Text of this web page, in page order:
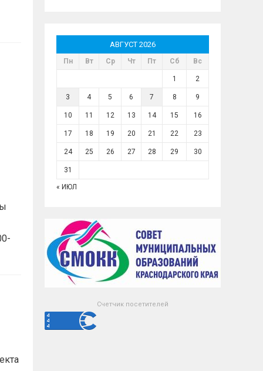
АВГУСТ 2026
Пн Вт Ср Чт Пт Сб Вс
1 2
3 4 5 6 7 8 9
10 11 12 13 14 15 16
17 18 19 20 21 22 23
24 25 26 27 28 29 30
31
« ИЮЛ
Счетчик посетителей